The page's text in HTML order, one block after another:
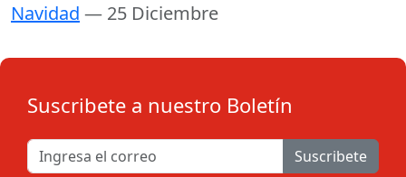
Navidad — 25 Diciembre
Suscribete a nuestro Boletín
Suscribete